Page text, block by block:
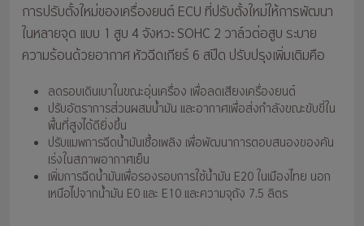
การปรับตั้งใหม่ของเครื่องยนต์ ECU ที่ปรับตั้งใหม่ให้การพัฒนา
ในหลายจุด แบบ 1 สูบ 4 จังหวะ SOHC 2 วาล์วต่อสูบ ระบาย
ความร้อนด้วยอากาศ หัวฉีดเกียร์ 6 สปีด ปรับปรุงเพิ่มเติมคือ
ลดรอบเดินเบาในขณะอุ่นเครื่อง เพื่อลดเสียงเครื่องยนต์
ปรับอัตราการส่วนผสมน้ำมัน และอากาศเพื่อส่งกำลังขณะขับขี่ใน
พื้นที่สูงได้ดียิ่งขึ้น
ปรับแมพการฉีดน้ำมันเชื้อเพลิง เพื่อพัฒนาการตอบสนองของคัน
เร่งในสภาพอากาศเย็น
เพิ่มการฉีดน้ำมันเพื่อรองรอบการใช้น้ำมัน E20 ในเมืองไทย นอก
เหนือไปจากน้ำมัน E0 และ E10 และความจุถัง 7.5 ลิตร